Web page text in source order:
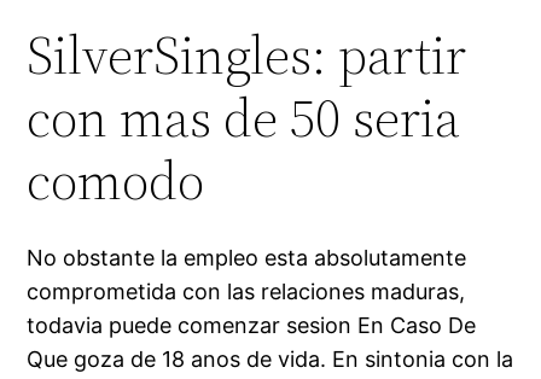
SilverSingles: partir
con mas de 50 seri­a
comodo
No obstante la empleo esta absolutamente
comprometida con las relaciones maduras,
todavia puede comenzar sesion En Caso De
Que goza de 18 anos de vida. En sintonia con la